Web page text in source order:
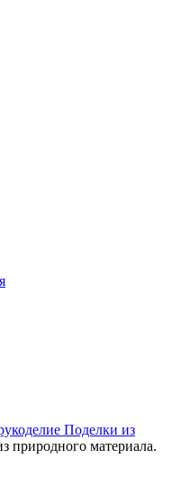
Поделки из
природного материала.